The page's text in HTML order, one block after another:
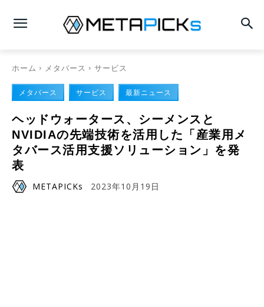
ホーム メタバース サービス
メタバース サービス 最新ニュース
ヘッドウォータース、シーメンスと
NVIDIAの先端技術を活用した「産業用メ
タバース活用支援ソリューション」を発
表
METAPICKs 2023年10月19日